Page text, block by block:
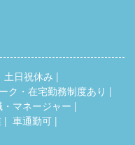
土日祝休み
ク・在宅勤務制度あり
マネージャー
車通勤可